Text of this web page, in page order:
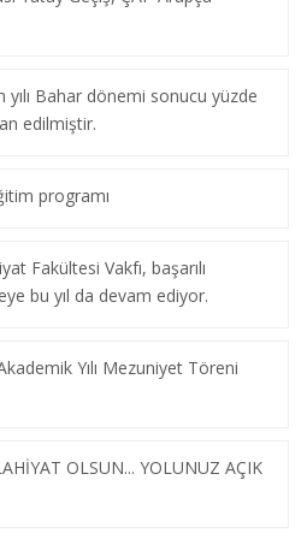
Bahar dönemi sonucu yüzde
edilmiştir.
programı
Fakültesi Vakfı, başarılı
bu yıl da devam ediyor.
Yılı Mezuniyet Töreni
OLSUN... YOLUNUZ AÇIK